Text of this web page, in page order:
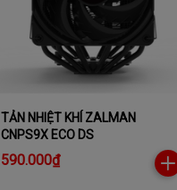
TẢN NHIỆT KHÍ ZALMAN
CNPS9X ECO DS
590.000₫